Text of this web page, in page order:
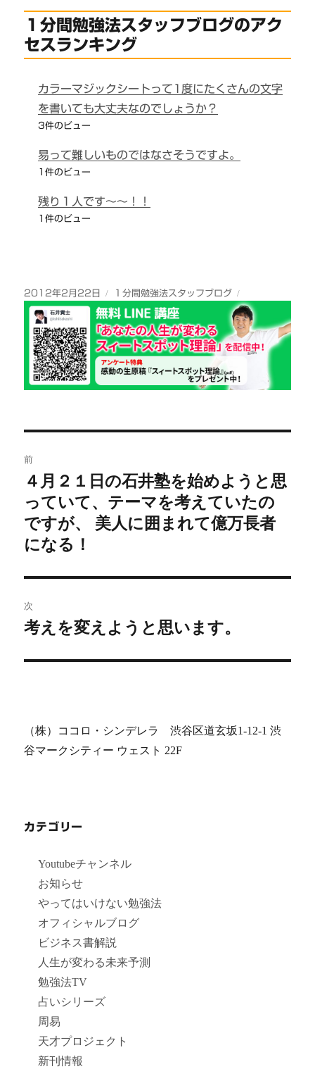
１分間勉強法スタッフブログのアク
セスランキング
カラーマジックシートって1度にたくさんの文字
を書いても大丈夫なのでしょうか？
3件のビュー
易って難しいものではなさそうですよ。
1件のビュー
残り１人です～～！！
1件のビュー
投
稿
2012年2月22日
カ
テ
ゴ
リ
ー
１分間勉強法スタッフブログ
稿
ナ
ビ
シ
前
前
の
投
稿:
４月２１日の石井塾を始めようと思
っていて、テーマを考えていたの
ですが、 美人に囲まれて億万長者
になる！
次
次
考えを変えようと思います。
（株）ココロ・シンデレラ 渋谷区道玄坂1-12-1 渋
谷マークシティー ウェスト 22F
カテゴリー
Youtubeチャンネル
お知らせ
やってはいけない勉強法
オフィシャルブログ
ビジネス書解説
人生が変わる未来予測
勉強法TV
占いシリーズ
周易
天才プロジェクト
新刊情報